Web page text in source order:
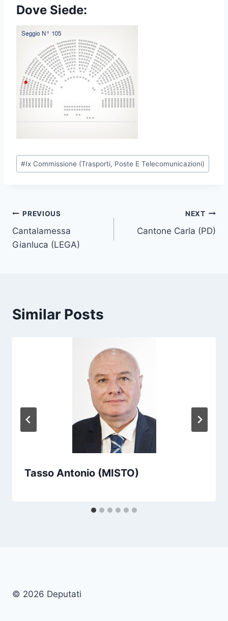
Dove Siede:
P
o
T
a
g
#Ix Commissione (Trasporti, Poste E Telecomunicazioni)
Post
navigation
PREVIOUS
Cantalamessa
Gianluca (LEGA)
NEXT
Cantone Carla (PD)
Similar Posts
Tasso Antonio (MISTO)
© 2026 Deputati